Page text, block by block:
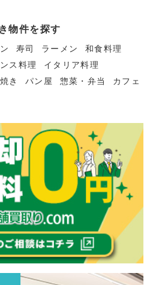
物件を探す
寿司 ラーメン
和食料理
ス料理
イタリア料理
き パン屋 惣菜・弁当
カフェ